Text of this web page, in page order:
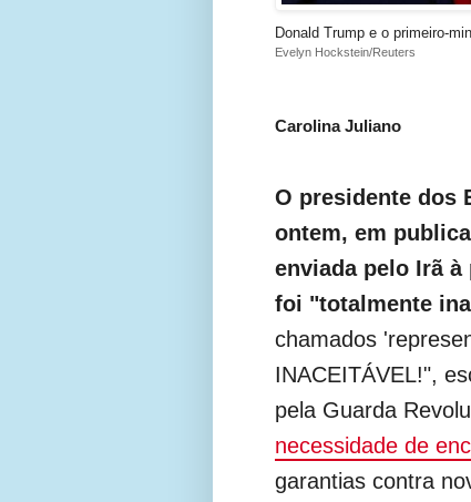
Donald Trump e o primeiro-
Evelyn Hockstein/Reuters
Carolina Juliano
O presidente dos
ontem, em
enviada pelo Irã
foi "totalmente
chamados
INACEITÁVEL!",
pela Guarda
necessidade de
garantias contra